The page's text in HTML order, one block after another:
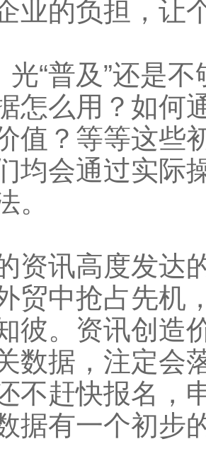
业的负担，让
光“普及”还是
怎么用？如何
值？等等这些
均会通过实际
。
资讯高度发达
贸中抢占先机
彼。资讯创造
数据，注定会
不赶快报名，
据有一个初步